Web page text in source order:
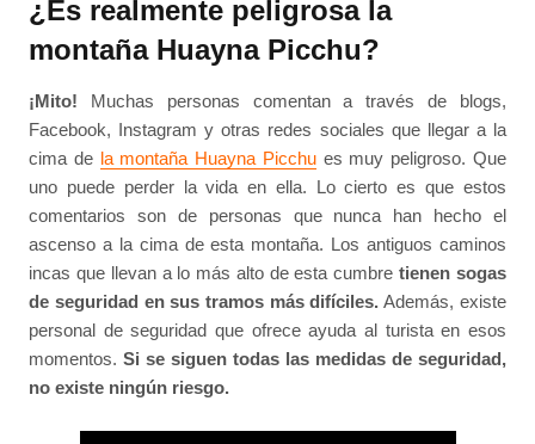
¿Es realmente peligrosa la
montaña Huayna Picchu?
¡Mito! Muchas personas comentan a través de blogs,
Facebook, Instagram y otras redes sociales que llegar a la
cima de la montaña Huayna Picchues muy peligroso. Que
uno puede perder la vida en ella. Lo cierto es que estos
comentarios son de personas que nunca han hecho el
ascenso a la cima de esta montaña. Los antiguos caminos
incas que llevan a lo más alto de esta cumbre tienen sogas
de seguridad en sus tramos más difíciles. Además, existe
personal de seguridad que ofrece ayuda al turista en esos
momentos.Si se siguen todas las medidas de seguridad,
no existe ningún riesgo.